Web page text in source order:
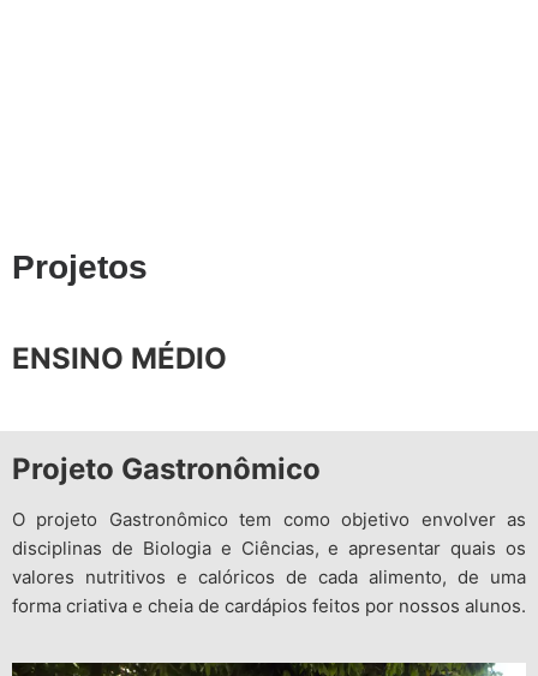
Projetos
ENSINO MÉDIO
Projeto Gastronômico
O projeto Gastronômico tem como objetivo envolver as
disciplinas de Biologia e Ciências, e apresentar quais os
valores nutritivos e calóricos de cada alimento, de uma
forma criativa e cheia de cardápios feitos por nossos alunos.